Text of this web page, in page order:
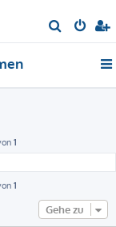
u
1
1
Gehe zu